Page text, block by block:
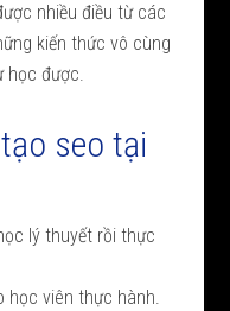
nhiều điều từ các
kiến thức vô cùng
học được.
seo tại
lý thuyết rồi thực
học viên thực hành.